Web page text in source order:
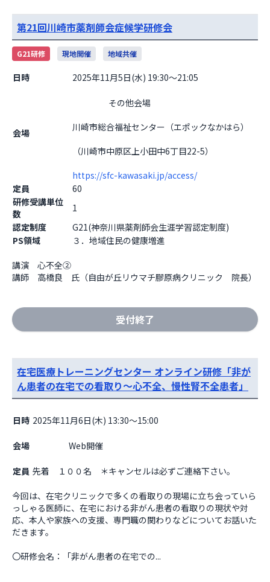
第21回川崎市薬剤師会症候学研修会
G21研修 現地開催 地域共催
日時 2025年11月5日(水) 19:30～21:05
会場
川崎市総合福祉センター（エポックなかはら）
（川崎市中原区上小田中6丁目22-5）
https://sfc-kawasaki.jp/access/
定員
60
研修受講単位
数
1
認定制度
G21(神奈川県薬剤師会生涯学習認定制度)
PS領域
３．地域住民の健康増進
講演　心不全②
講師　高橋良　氏（自由が丘リウマチ膠原病クリニック　院長）
受付終了
在宅医療トレーニングセンター オンライン研修「非が
ん患者の在宅での看取り～心不全、慢性腎不全患者」
日時 2025年11月6日(木) 13:30～15:00
会場
定員 先着 １００名 ＊キャンセルは必ずご連絡下さい。
今回は、在宅クリニックで多くの看取りの現場に立ち会っていら
っしゃる医師に、在宅における非がん患者の看取りの現状や対
応、本人や家族への支援、専門職の関わりなどについてお話いた
だきます。
〇研修会名：「非がん患者の在宅での...